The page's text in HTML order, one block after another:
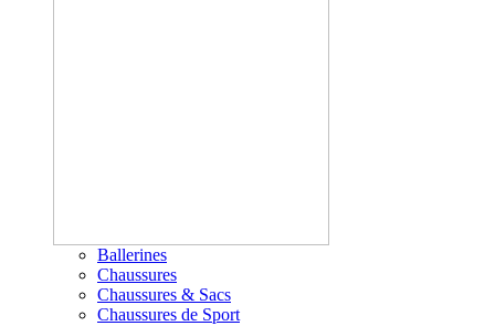
Ballerines
Chaussures
Chaussures & Sacs
Chaussures de Sport